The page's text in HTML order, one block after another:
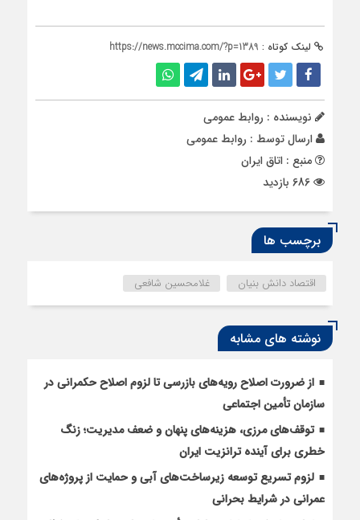
لینک کوتاه : https://news.mccima.com/?p=1389
نویسنده : روابط عمومی
ارسال توسط : روابط عمومی
منبع : اتاق ایران
برچسب ها
اقتصاد دانش بنیان غلامحسین شافعی
نوشته های مشابه
از ضرورت اصلاح رویه‌های بازرسی تا لزوم اصلاح حکمرانی در
سازمان تأمین اجتماعی
توقف‌های مرزی، هزینه‌های پنهان و ضعف مدیریت؛ زنگ
خطری برای آینده ترانزیت ایران
لزوم تسریع توسعه زیرساخت‌های آبی و حمایت از پروژه‌های
عمرانی در شرایط بحرانی